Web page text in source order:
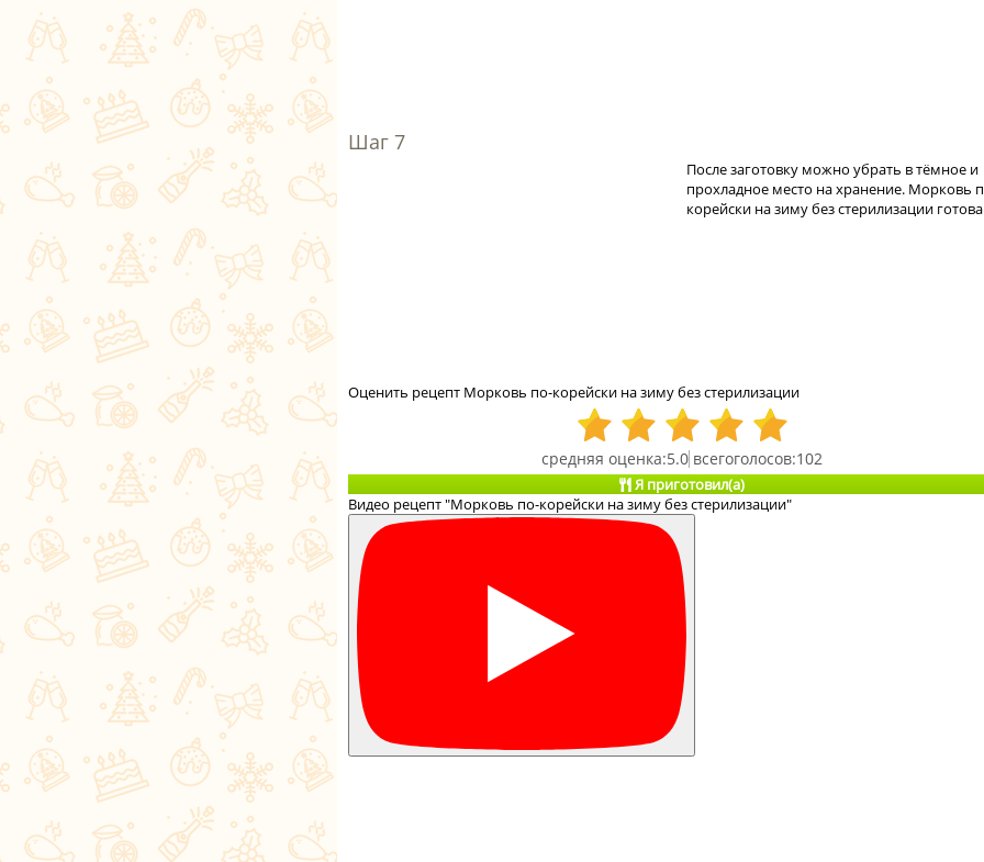
После заготовку можно убрать в тёмное и
прохладное место на хранение. Морковь
корейски на зиму без стерилизации
Оценить рецепт Морковь по-корейски на зиму без стерилизации
5.0 102
Я приготовил(а)
Видео рецепт "Морковь по-корейски на зиму без стерилизации"